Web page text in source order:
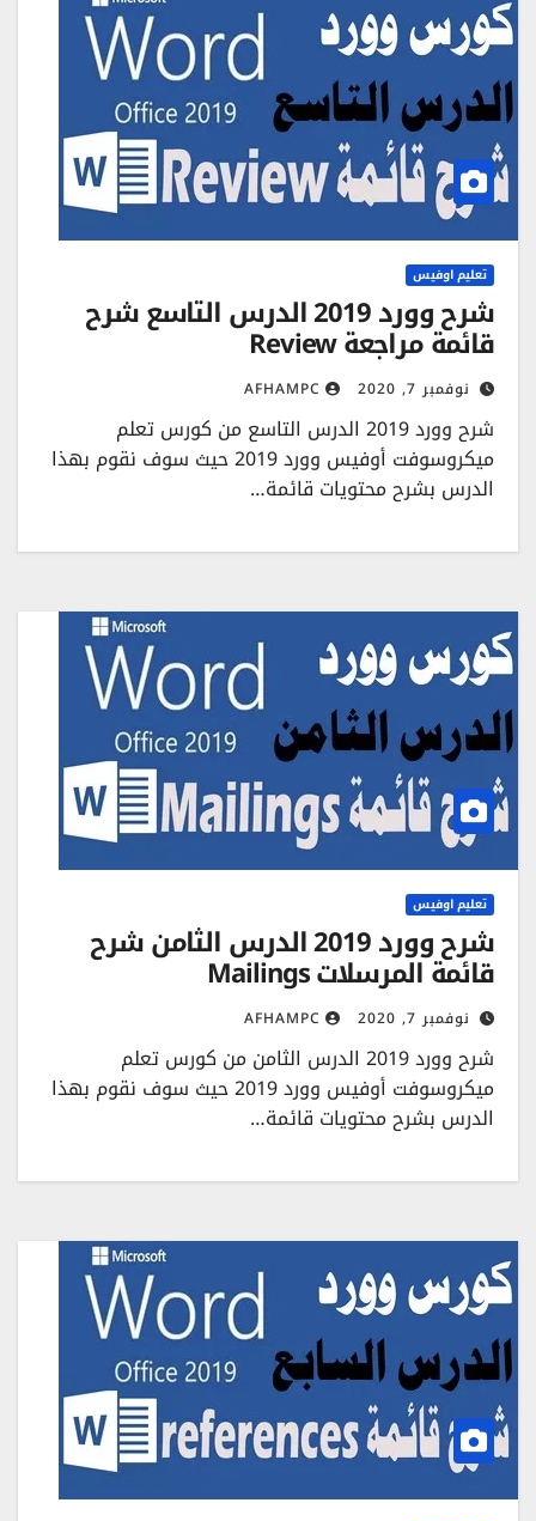
تعليم اوفيس
شرح وورد 2019 الدرس التاسع شرح
قائمة مراجعة Review
نوفمبر 7, 2020 AFHAMPC
شرح وورد 2019 الدرس التاسع من كورس تعلم
ميكروسوفت أوفيس وورد 2019 حيث سوف نقوم بهذا
الدرس بشرح محتويات قائمة…
تعليم اوفيس
شرح وورد 2019 الدرس الثامن شرح
قائمة المرسلات Mailings
نوفمبر 7, 2020 AFHAMPC
شرح وورد 2019 الدرس الثامن من كورس تعلم
ميكروسوفت أوفيس وورد 2019 حيث سوف نقوم بهذا
الدرس بشرح محتويات قائمة…